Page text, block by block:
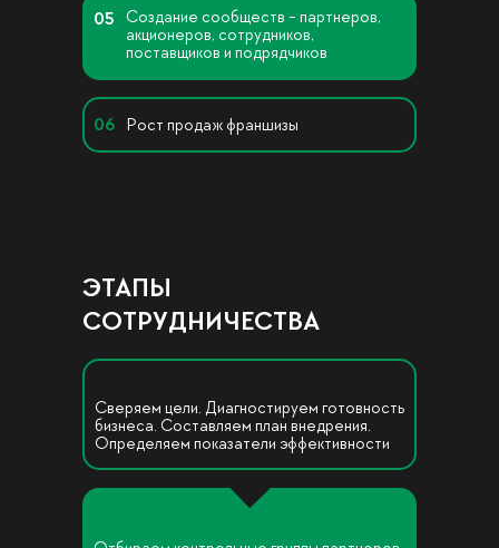
Рост продаж франшизы
06
05 Создание сообществ - партнеров,
акционеров, сотрудников,
поставщиков и подрядчиков
ЭТАПЫ
СОТРУДНИЧЕСТВА
Сверяем цели. Диагностируем готовность
бизнеса. Составляем план внедрения.
Определяем показатели эффективности